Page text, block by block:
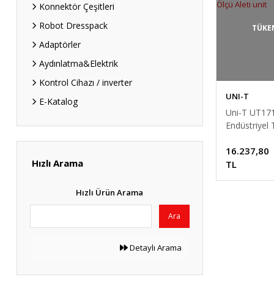
Konnektör Çeşitleri
Robot Dresspack
Adaptörler
Aydınlatma&Elektrik
Kontrol Cihazı / inverter
E-Katalog
Hızlı Arama
Hızlı Ürün Arama
Ara
Detaylı Arama
UNI-T
Uni-T
Endüstriyel
Ölçü Aleti
16.237,80
TL